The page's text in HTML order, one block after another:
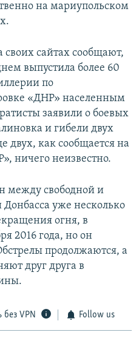
на мариупольском
сайтах сообщают,
выпустила более 60
по
«ДНР» населенным
заявили о боевых
и гибели двух
двух, как сообщается на
ничего неизвестно.
между свободной и
уже несколько
огня, в
2016 года, но он
продолжаются, а
друг друга в
без VPN Follow us